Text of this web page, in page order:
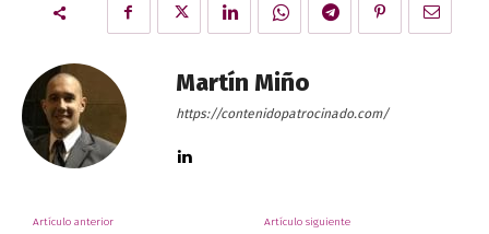
Martín Miño
https://contenidopatrocinado.com/
Artículo anterior Artículo siguiente